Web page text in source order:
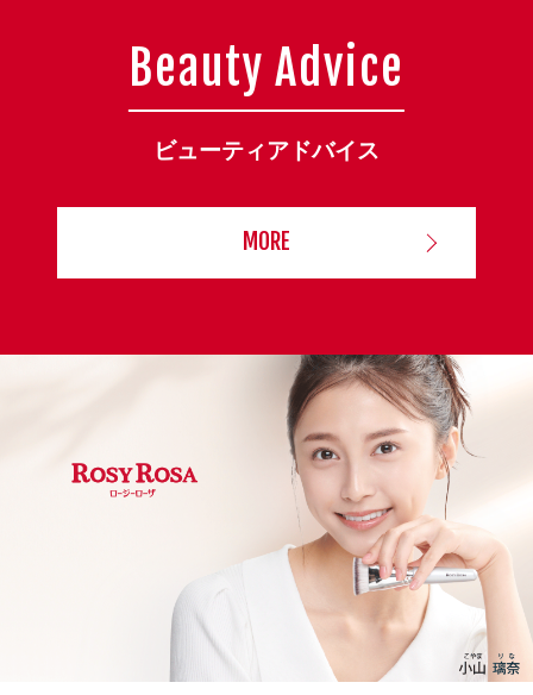
Beauty Advice
ビューティアドバイス
MORE